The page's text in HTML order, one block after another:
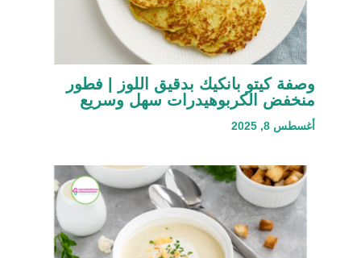
وصفة كيتو بانكيك بدقيق اللوز | فطور
منخفض الكربوهيدرات سهل وسريع
أغسطس 8, 2025